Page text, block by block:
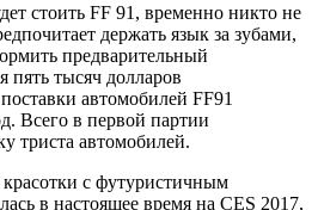
стоить FF 91, временно никто не
держать язык за зубами,
предварительный
пять тысяч долларов
автомобилей FF91
Всего в первой партии
триста автомобилей.
с футуристичным
в настоящее время на CES 2017,